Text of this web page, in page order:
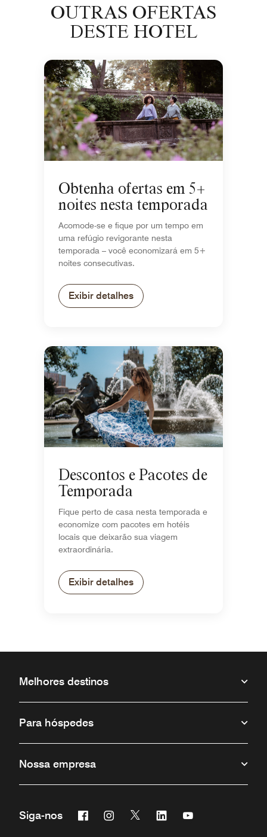
OUTRAS OFERTAS
DESTE HOTEL
Obtenha ofertas em 5+
noites nesta temporada
Acomode-se e fique por um tempo em
uma refúgio revigorante nesta
temporada – você economizará em 5+
noites consecutivas.
Exibir detalhes
Descontos e Pacotes de
Temporada
Fique perto de casa nesta temporada e
economize com pacotes em hotéis
locais que deixarão sua viagem
extraordinária.
Exibir detalhes
Melhores destinos
Para hóspedes
Nossa empresa
Siga-nos FacebookInstagram
Twitter Linkedin